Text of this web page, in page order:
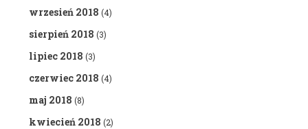
wrzesień 2018 (4)
sierpień 2018 (3)
lipiec 2018 (3)
czerwiec 2018 (4)
maj 2018 (8)
kwiecień 2018 (2)